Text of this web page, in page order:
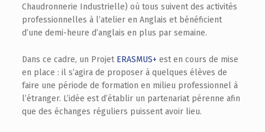
Chaudronnerie Industrielle) où tous suivent des activités
professionnelles à l’atelier en Anglais et bénéficient
d’une demi-heure d’anglais en plus par semaine.
Dans ce cadre, un Projet ERASMUS+ est en cours de mise
en place : il s’agira de proposer à quelques élèves de
faire une période de formation en milieu professionnel à
l’étranger. L’idée est d’établir un partenariat pérenne afin
que des échanges réguliers puissent avoir lieu.